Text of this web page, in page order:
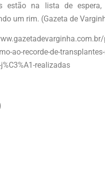
estão na lista de espera,
um rim. (Gazeta de
ao-recorde-de-
realizadas